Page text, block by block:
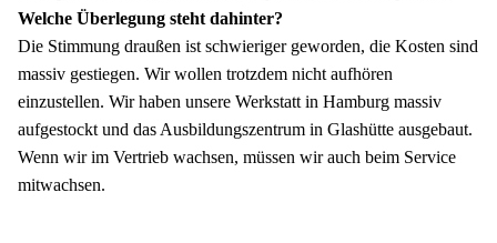
Welche Überlegung steht dahinter?
Die Stimmung draußen ist schwieriger geworden, die Kosten sind
massiv gestiegen. Wir wollen trotzdem nicht aufhören
einzustellen. Wir haben unsere Werkstatt in Hamburg massiv
aufgestockt und das Ausbildungszentrum in Glashütte ausgebaut.
Wenn wir im Vertrieb wachsen, müssen wir auch beim Service
mitwachsen.